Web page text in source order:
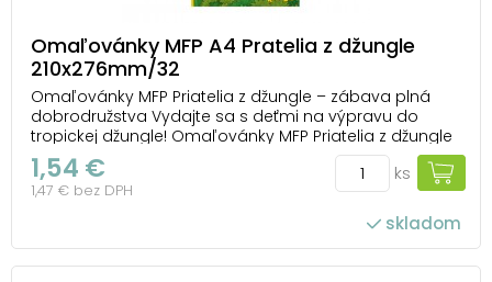
Omaľovánky MFP A4 Pratelia z džungle
210x276mm/32
Omaľovánky MFP Priatelia z džungle – zábava plná
dobrodružstva Vydajte sa s deťmi na výpravu do
tropickej džungle! Omaľovánky MFP Priatelia z džungle
prinášajú roztomilé obrázky slona, leva, žirafy, opičky aj
ďalších zvieratiek, ktoré čakajú na farebný kabátik.
Každá strana ponúka nový motí...
1,54 €
1,47 € bez DPH
ks
skladom